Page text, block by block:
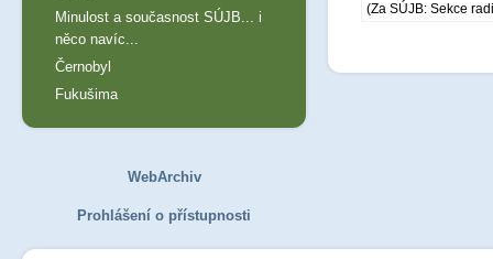
(Za SÚJB: Sekce
Minulost a současnost SÚJB... i
něco navíc...
Černobyl
Fukušima
WebArchiv
Prohlášení o přístupnosti